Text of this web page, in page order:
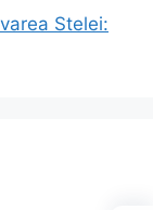
Stelei: